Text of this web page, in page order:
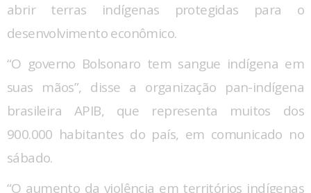
abrir terras indígenas protegidas para o
desenvolvimento econômico.
“O governo Bolsonaro tem sangue indígena em
suas mãos”, disse a organização pan-indígena
brasileira APIB, que representa muitos dos
900.000 habitantes do país, em comunicado no
sábado.
“O aumento da violência em territórios indígenas